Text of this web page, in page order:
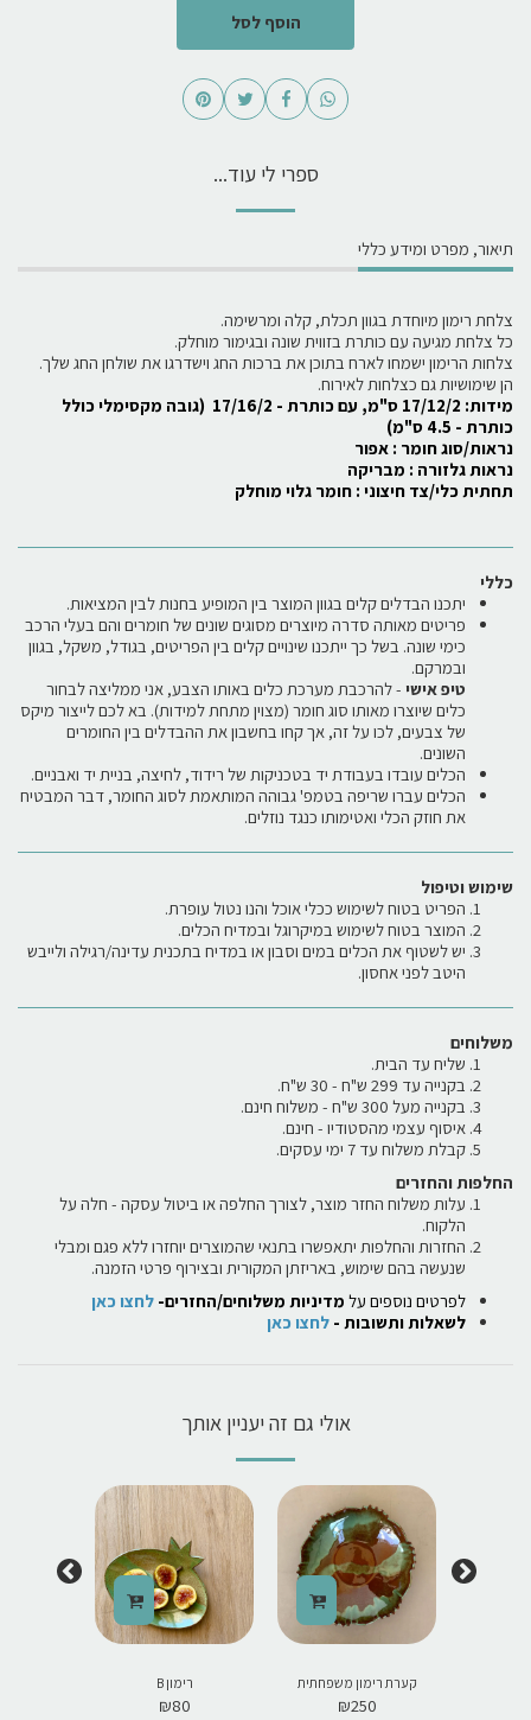
הוסף לסל
ספרי לי עוד...
תיאור, מפרט ומידע כללי
צלחת רימון מיוחדת בגוון תכלת, קלה ומרשימה.
כל צלחת מגיעה עם כותרת בזווית שונה ובגימור מוחלק.
צלחות הרימון ישמחו לארח בתוכן את ברכות החג וישדרגו את שולחן החג שלך.
הן שימושיות גם כצלחות לאירוח.
מידות: 17/12/2 ס"מ, עם כותרת - 17/16/2 (גובה מקסימלי כולל
כותרת - 4.5 ס"מ)
נראות/סוג חומר : אפור
נראות גלזורה : מבריקה
תחתית כלי/צד חיצוני : חומר גלוי מוחלק
כללי
יתכנו הבדלים קלים בגוון המוצר בין המופיע בחנות לבין המציאות.
פריטים מאותה סדרה מיוצרים מסוגים שונים של חומרים והם בעלי הרכב
כימי שונה. בשל כך ייתכנו שינויים קלים בין הפריטים, בגודל, משקל, בגוון
ובמרקם.
טיפ אישי - להרכבת מערכת כלים באותו הצבע, אני ממליצה לבחור
כלים שיוצרו מאותו סוג חומר (מצוין מתחת למידות). בא לכם לייצור מיקס
של צבעים, לכו על זה, אך קחו בחשבון את ההבדלים בין החומרים
השונים.
הכלים עובדו בעבודת יד בטכניקות של רידוד, לחיצה, בניית יד ואבניים.
הכלים עברו שריפה בטמפ' גבוהה המותאמת לסוג החומר, דבר המבטיח
את חוזק הכלי ואטימותו כנגד נוזלים.
שימוש וטיפול
הפריט בטוח לשימוש ככלי אוכל והנו נטול עופרת.
המוצר בטוח לשימוש במיקרוגל ובמדיח הכלים.
יש לשטוף את הכלים במים וסבון או במדיח בתכנית עדינה/רגילה ולייבש
היטב לפני אחסון.
משלוחים
שליח עד הבית.
בקנייה עד 299 ש"ח - 30 ש"ח.
בקנייה מעל 300 ש"ח - משלוח חינם.
איסוף עצמי מהסטודיו - חינם.
קבלת משלוח עד 7 ימי עסקים.
החלפות והחזרים
עלות משלוח החזר מוצר, לצורך החלפה או ביטול עסקה - חלה על
הלקוח.
החזרות והחלפות יתאפשרו בתנאי שהמוצרים יוחזרו ללא פגם ומבלי
שנעשה בהם שימוש, באריזתן המקורית ובצירוף פרטי הזמנה.
לפרטים נוספים על מדיניות משלוחים/החזרים- לחצו כאן
לשאלות ותשובות - לחצו כאן
אולי גם זה יעניין אותך
קערת רימון משפחתית
₪250
רימון B
₪80